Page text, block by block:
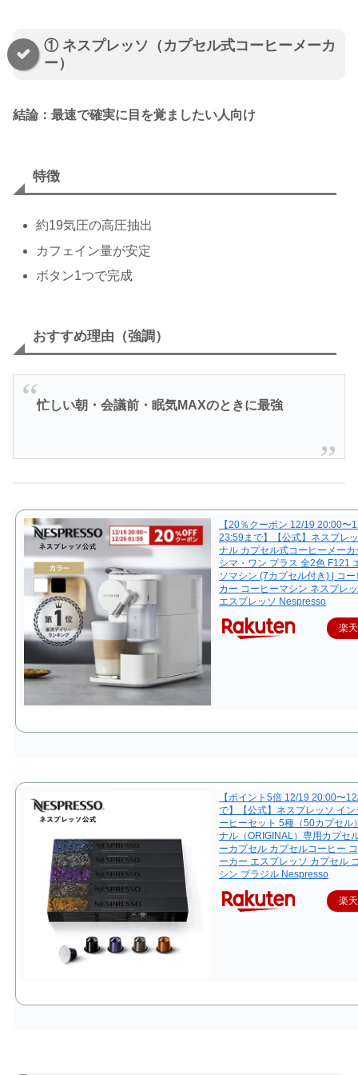
① ネスプレッソ（カプセル式コーヒーメーカ
ー）
結論：最速で確実に目を覚ましたい人向け
特徴
約19気圧の高圧抽出
カフェイン量が安定
ボタン1つで完成
おすすめ理由（強調）
忙しい朝・会議前・眠気MAXのときに最強
【20％クーポン 12/19 20:00〜
23:59まで】【公式】ネスプレ
ナル カプセル式コーヒーメーカ
シマ・ワン プラス 全2色 F121
ソマシン (7カプセル付き) | コ
カー コーヒーマシン ネスプレ
エスプレッソ Nespresso
楽
【ポイント5倍 12/19 20:00〜
で】【公式】ネスプレッソ イン
ーヒーセット 5種（50カプセル
ナル（ORIGINAL）専用カプセ
ーカプセル カプセルコーヒー
ーカー エスプレッソ カプセル
シン ブラジル Nespresso
楽